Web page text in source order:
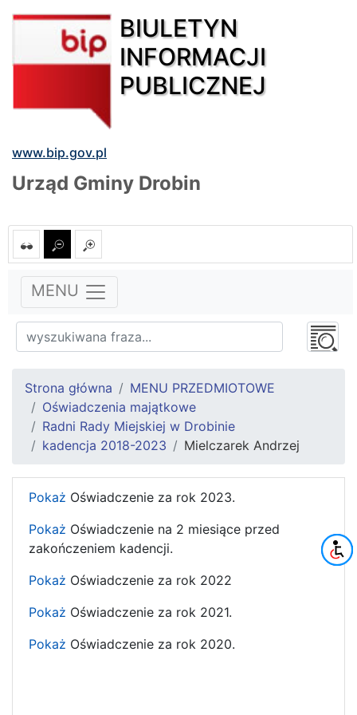
BIULETYN
INFORMACJI
PUBLICZNEJ
www.bip.gov.pl
Urząd Gminy Drobin
MENU
Strona główna
MENU PRZEDMIOTOWE
Oświadczenia majątkowe
Radni Rady Miejskiej w Drobinie
kadencja 2018-2023
Mielczarek Andrzej
Pokaż Oświadczenie za rok 2023.
Pokaż Oświadczenie na 2 miesiące przed
zakończeniem kadencji.
Pokaż Oświadczenie za rok 2022
Pokaż Oświadczenie za rok 2021.
Pokaż Oświadczenie za rok 2020.